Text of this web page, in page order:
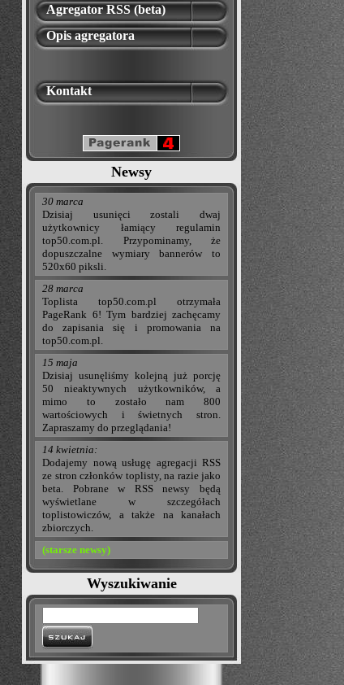
Agregator RSS (beta)
Opis agregatora
Kontakt
Newsy
30 marca
Dzisiaj usunięci zostali dwaj
użytkownicy łamiący regulamin
top50.com.pl. Przypominamy, że
dopuszczalne wymiary bannerów to
520x60 piksli.
28 marca
Toplista top50.com.pl otrzymała
PageRank 6! Tym bardziej zachęcamy
do zapisania się i promowania na
top50.com.pl.
15 maja
Dzisiaj usunęliśmy kolejną już porcję
50 nieaktywnych użytkowników, a
mimo to zostało nam 800
wartościowych i świetnych stron.
Zapraszamy do przeglądania!
14 kwietnia:
Dodajemy nową usługę agregacji RSS
ze stron członków toplisty, na razie jako
beta. Pobrane w RSS newsy będą
wyświetlane w szczegółach
toplistowiczów, a także na kanałach
zbiorczych.
(starsze newsy)
Wyszukiwanie